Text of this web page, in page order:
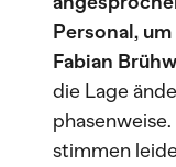
Personal,
Fabian
die Lage
stimmen